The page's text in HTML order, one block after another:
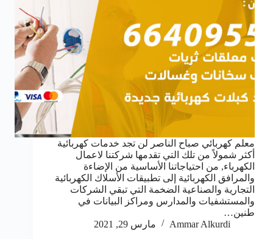
معلم كهربائي صباح الناصر لن تجد خدمات كهربائية
أكثر شمولاً من تلك التي تقدمها شركتنا لاعمال
الكهرباء, من احتياجاتنا الأساسية من الإضاءة
والمرافق الكهربائية إلى تطبيقات الأسلاك الكهربائية
التجارية والصناعية الضخمة التي تبقي الشركات
والمستشفيات والمدارس ومراكز البيانات في
طنين…
Ammar Alkurdi
مارس 29, 2021